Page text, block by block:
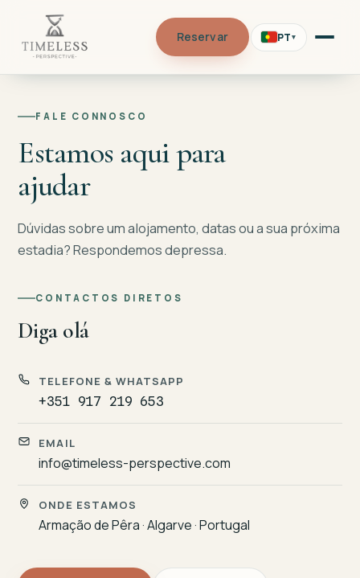
Reservar PT▾
FALE CONNOSCO
Estamos aqui para
ajudar
Dúvidas sobre um alojamento, datas ou a sua próxima
estadia? Respondemos depressa.
CONTACTOS DIRETOS
Diga olá
TELEFONE & WHATSAPP
+351 917 219 653
EMAIL
info@timeless-perspective.com
ONDE ESTAMOS
Armação de Pêra · Algarve · Portugal